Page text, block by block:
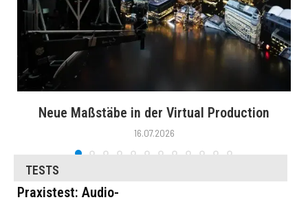
Neue Maßstäbe in der Virtual Production
16.07.2026
TESTS
Praxistest: Audio-